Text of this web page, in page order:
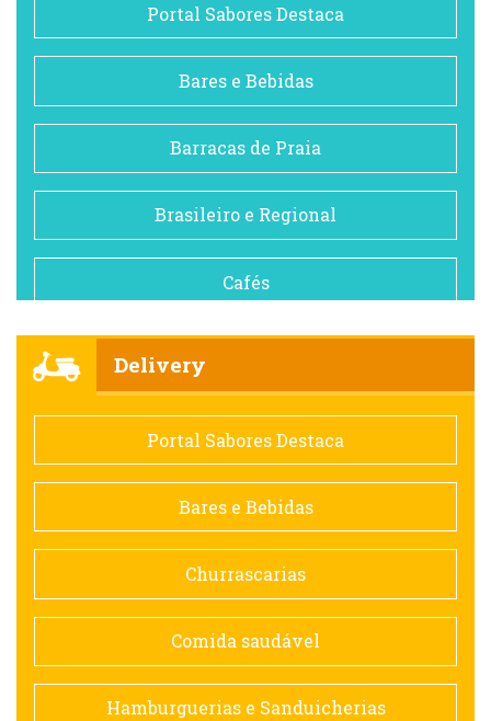
Portal Sabores Destaca
Bares e Bebidas
Barracas de Praia
Brasileiro e Regional
Cafés
Comida saudável
Contemporânea
Doceria
Espanhola
Francesa
Delivery
Portal Sabores Destaca
Bares e Bebidas
Churrascarias
Comida saudável
Hamburguerias e Sanduicherias